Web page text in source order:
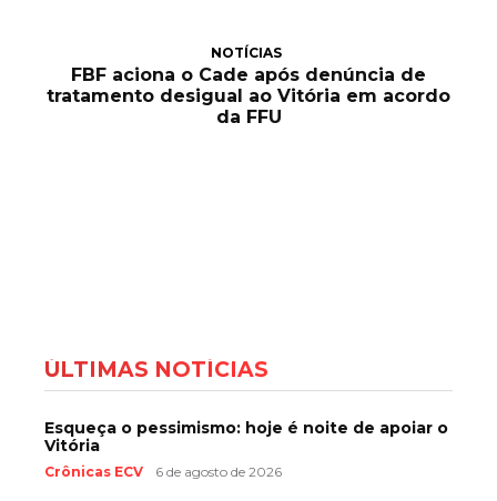
NOTÍCIAS
FBF aciona o Cade após denúncia de
tratamento desigual ao Vitória em acordo
da FFU
ÚLTIMAS NOTÍCIAS
Esqueça o pessimismo: hoje é noite de apoiar o
Vitória
Crônicas ECV 6 de agosto de 2026